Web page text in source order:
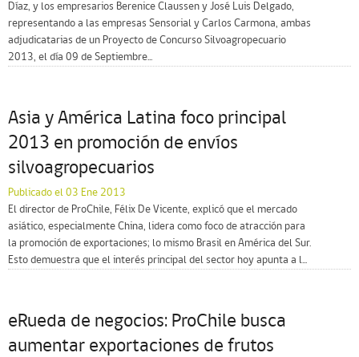
Díaz, y los empresarios Berenice Claussen y José Luis Delgado,
representando a las empresas Sensorial y Carlos Carmona, ambas
adjudicatarias de un Proyecto de Concurso Silvoagropecuario
2013, el día 09 de Septiembre...
Asia y América Latina foco principal
2013 en promoción de envíos
silvoagropecuarios
Publicado el 03 Ene 2013
El director de ProChile, Félix De Vicente, explicó que el mercado
asiático, especialmente China, lidera como foco de atracción para
la promoción de exportaciones; lo mismo Brasil en América del Sur.
Esto demuestra que el interés principal del sector hoy apunta a l...
eRueda de negocios: ProChile busca
aumentar exportaciones de frutos